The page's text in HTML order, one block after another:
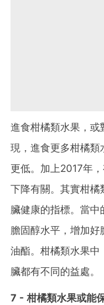
進食柑橘類水果，或
現，進食更多柑橘類
更低。加上2017年
下降有關。其實柑橘
臟健康的指標。當
膽固醇水平，增加
油酯。柑橘類水果中
臟都有不同的益處。
7 - 柑橘類水果或能